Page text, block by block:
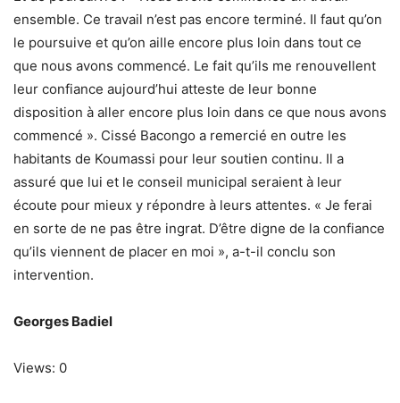
ensemble. Ce travail n’est pas encore terminé. Il faut qu’on
le poursuive et qu’on aille encore plus loin dans tout ce
que nous avons commencé. Le fait qu’ils me renouvellent
leur confiance aujourd’hui atteste de leur bonne
disposition à aller encore plus loin dans ce que nous avons
commencé ». Cissé Bacongo a remercié en outre les
habitants de Koumassi pour leur soutien continu. Il a
assuré que lui et le conseil municipal seraient à leur
écoute pour mieux y répondre à leurs attentes. « Je ferai
en sorte de ne pas être ingrat. D’être digne de la confiance
qu’ils viennent de placer en moi », a-t-il conclu son
intervention.
Georges Badiel
Views: 0